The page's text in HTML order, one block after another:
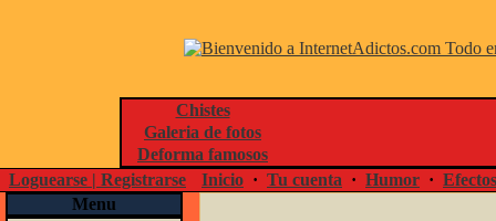
Chistes
Galeria de fotos
Deforma famosos
Loguearse | Registrarse
Inicio · Tu cuenta · Humor ·
Menu